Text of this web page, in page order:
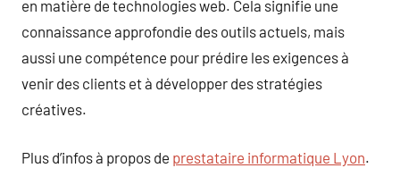
en matière de technologies web. Cela signifie une
connaissance approfondie des outils actuels, mais
aussi une compétence pour prédire les exigences à
venir des clients et à développer des stratégies
créatives.
Plus d’infos à propos de prestataire informatique Lyon.